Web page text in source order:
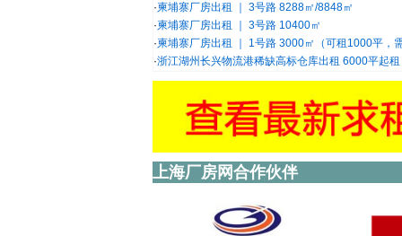
·柬埔寨厂房出租 ｜ 3号路 8288㎡/8848㎡
·柬埔寨厂房出租 ｜ 3号路 10400㎡
·柬埔寨厂房出租 ｜ 1号路 3000㎡（可租1000平，
·浙江湖州长兴物流港稀缺高标仓库出租 6000平起租
上海厂房网合作伙伴